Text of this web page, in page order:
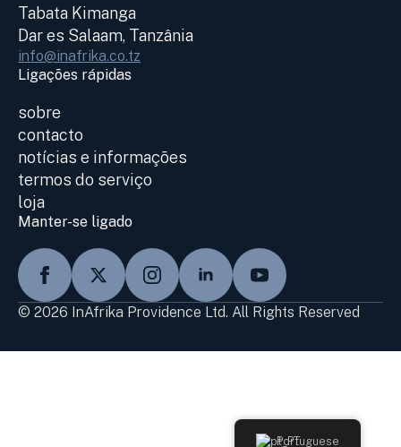
Tabata Kimanga
Dar es Salaam, Tanzânia
info@inafrika.co.tz
Ligações rápidas
sobre
contacto
notícias e informações
termos do serviço
loja
Manter-se ligado
© 2026 InAfrika Providence Ltd. All Rights Reserved
Portuguese